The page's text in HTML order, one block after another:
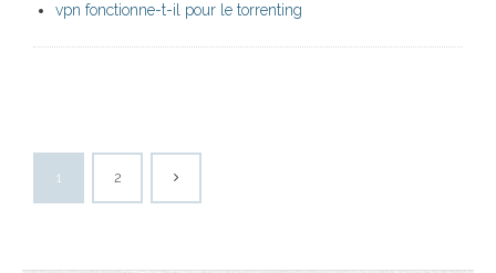
vpn fonctionne-t-il pour le torrenting
1 2